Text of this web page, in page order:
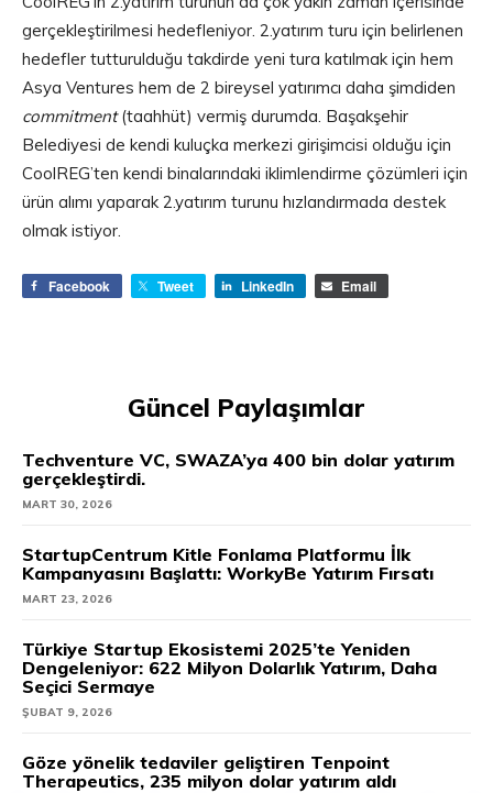
gerçekleştirilmesi hedefleniyor. 2.yatırım turu için belirlenen
hedefler tutturulduğu takdirde yeni tura katılmak için hem
Asya Ventures hem de 2 bireysel yatırımcı daha şimdiden
commitment(taahhüt) vermiş durumda. Başakşehir
Belediyesi de kendi kuluçka merkezi girişimcisi olduğu için
CoolREG’ten kendi binalarındaki iklimlendirme çözümleri için
ürün alımı yaparak 2.yatırım turunu hızlandırmada destek
olmak istiyor.
Facebook Tweet LinkedIn Email
Güncel Paylaşımlar
Techventure VC, SWAZA’ya 400 bin dolar yatırım
gerçekleştirdi.
MART 30, 2026
StartupCentrum Kitle Fonlama Platformu İlk
Kampanyasını Başlattı: WorkyBe Yatırım Fırsatı
MART 23, 2026
Türkiye Startup Ekosistemi 2025’te Yeniden
Dengeleniyor: 622 Milyon Dolarlık Yatırım, Daha
Seçici Sermaye
ŞUBAT 9, 2026
Göze yönelik tedaviler geliştiren Tenpoint
Therapeutics, 235 milyon dolar yatırım aldı